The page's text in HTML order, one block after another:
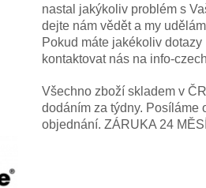
nastal jakýkoliv problém s
dejte nám vědět a my
Pokud máte jakékoliv
kontaktovat nás na info-
Všechno zboží skladem v
dodáním za týdny. Posíláme
objednání. ZÁRUKA 24